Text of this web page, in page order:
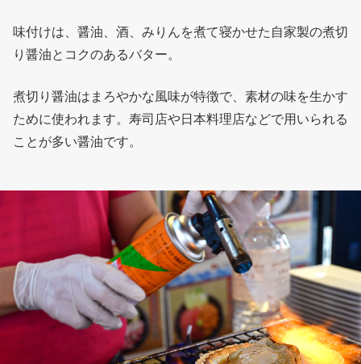
味付けは、醤油、酒、みりんを煮て寝かせた自家製の煮切
り醤油とコクのあるバター。
煮切り醤油はまろやかな風味が特徴で、素材の味を生かす
ために使われます。寿司店や日本料理店などで用いられる
ことが多い醤油です。